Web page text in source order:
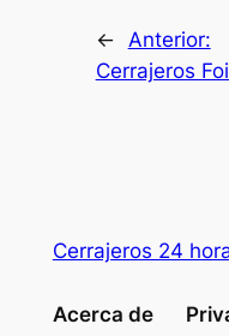
←
Anterior:
Cerrajeros
Cerrajeros 24
Acerca de